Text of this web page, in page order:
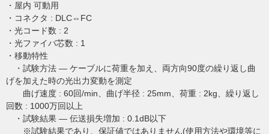
・屋内 可動用
・コネクタ : DLC⇔FC
・光コード数 : 2
・光ファイバ芯数 : 1
・移動特性
・試験方法 ― ケーブルに荷重を加え、両方向90度の繰り返し曲
げを加えた時の光出力変動を測定
曲げ速度 : 60回/min、曲げ半径 : 25mm、荷重 : 2kg、繰り返し
回数 : 1000万回以上
・試験結果 ― 伝送損失増加 : 0.1dB以下
※試験結果であり、保証値ではありません(使用方法や環境等に